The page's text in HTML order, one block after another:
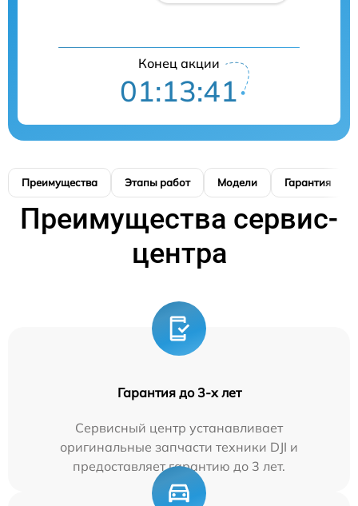
Конец акции
01:13:40
Преимущества Этапы работ Модели Гарантия
Преимущества сервис-
центра
Гарантия до 3-х лет
Сервисный центр устанавливает
оригинальные запчасти техники DJI и
предоставляет гарантию до 3 лет.